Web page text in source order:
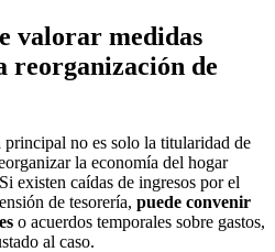
valorar medidas
reorganización de
no es solo la titularidad de
la economía del hogar
existen caídas de ingresos por el
de tesorería, puede convenir
o acuerdos temporales sobre gastos,
al caso.